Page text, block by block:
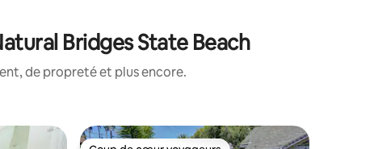
Bridges State Beach
de propreté et plus encore.